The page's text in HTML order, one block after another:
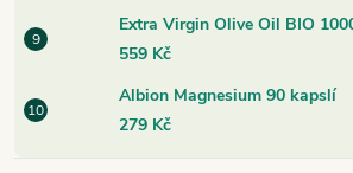
Extra Virgin Olive Oil BIO
559 Kč
Albion Magnesium 90 kapslí
279 Kč